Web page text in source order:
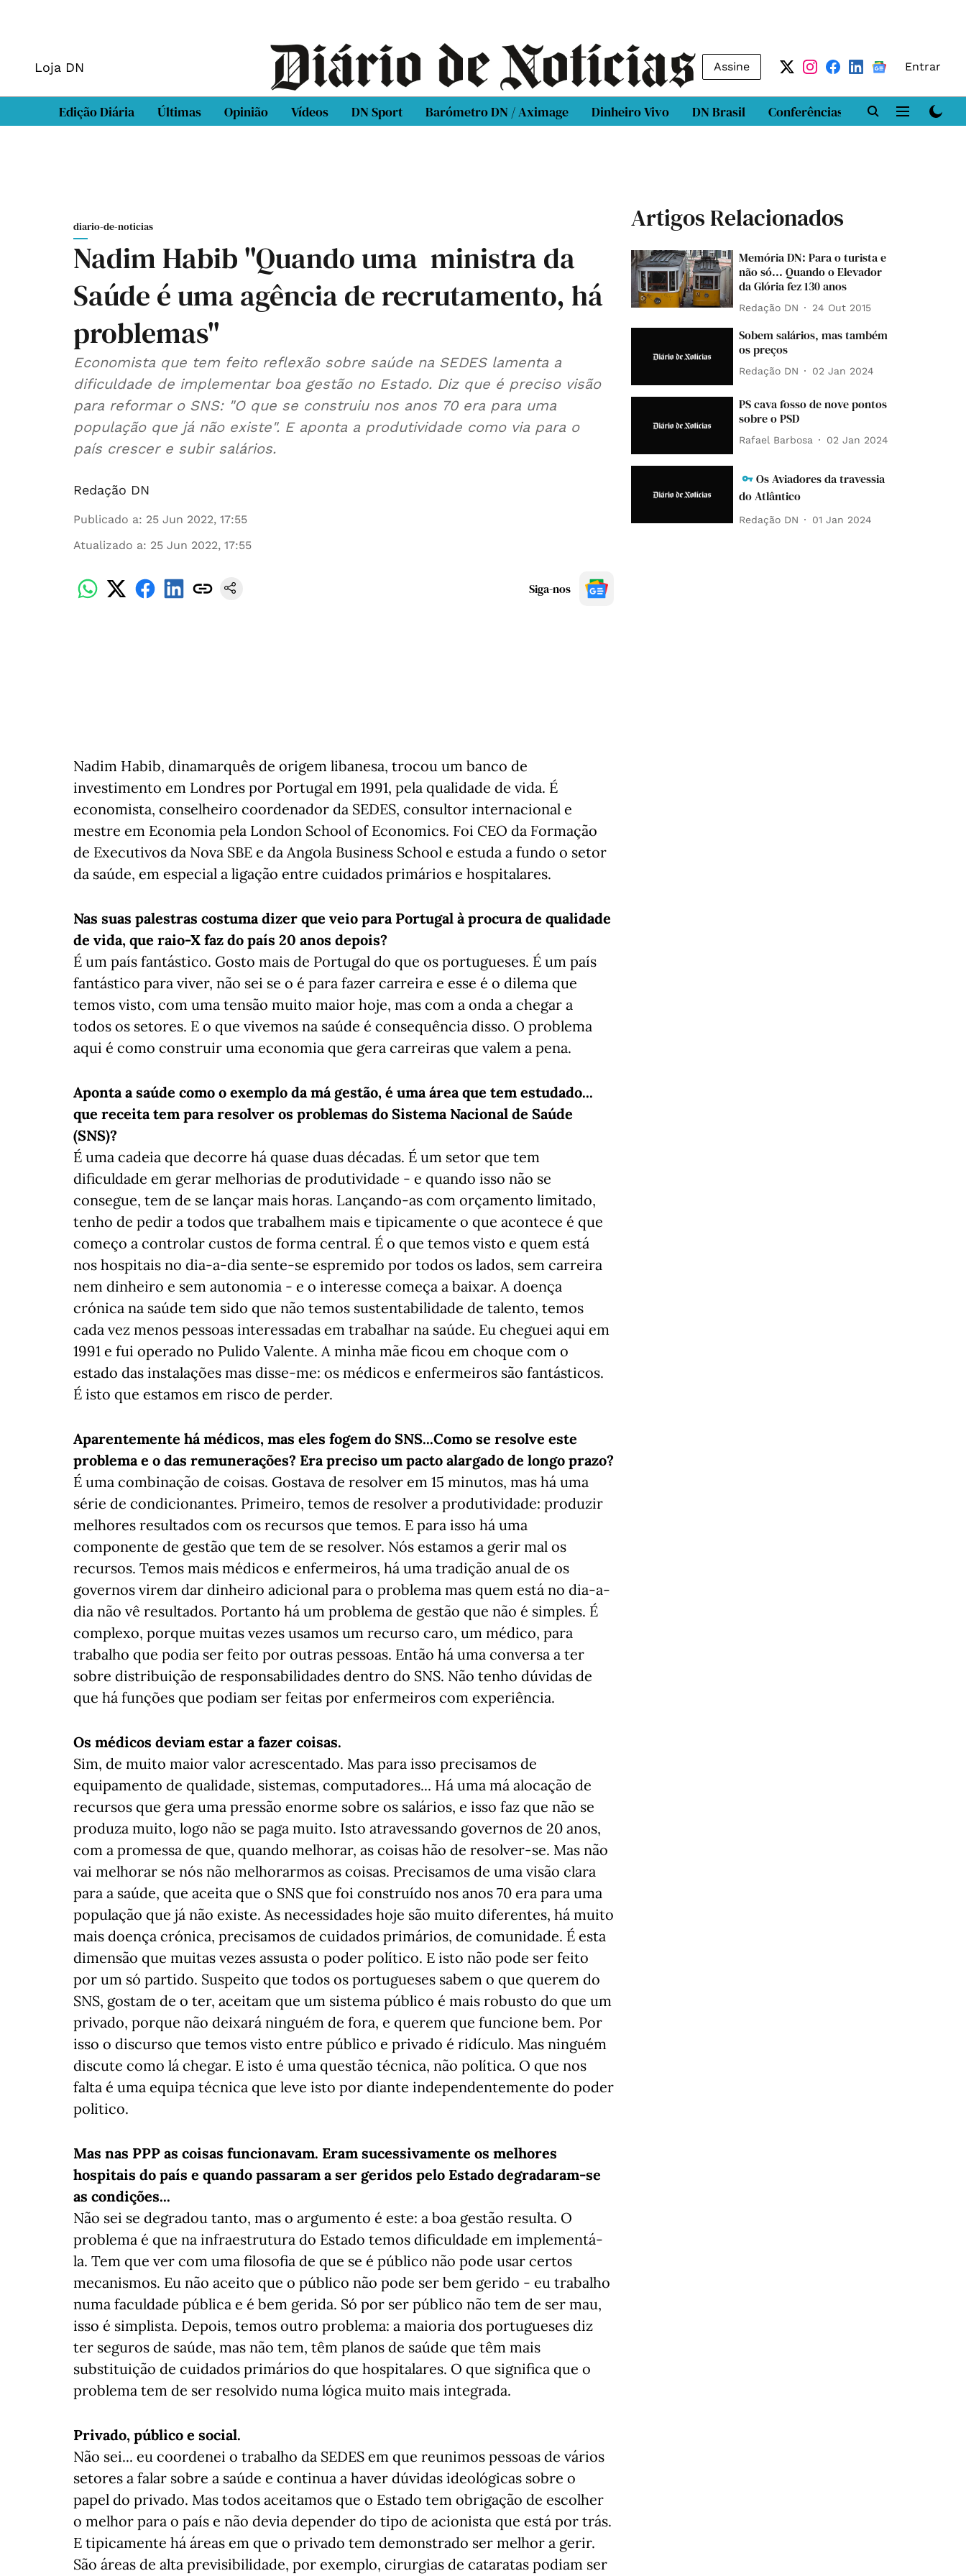
Loja DN Assine Entrar
Edição Diária Últimas Opinião Vídeos DN Sport Barómetro DN / Aximage Dinheiro Vivo DN Brasil Conferências DN LAB
diario-de-noticias
Nadim Habib "Quando uma ministra da
Saúde é uma agência de recrutamento, há
problemas"
Economista que tem feito reflexão sobre saúde na SEDES lamenta a
dificuldade de implementar boa gestão no Estado. Diz que é preciso visão
para reformar o SNS: "O que se construiu nos anos 70 era para uma
população que já não existe". E aponta a produtividade como via para o
país crescer e subir salários.
Redação DN
Publicado a: 25 Jun 2022, 17:55
Atualizado a: 25 Jun 2022, 17:55
Siga-nos
Nadim Habib, dinamarquês de origem libanesa, trocou um banco de
investimento em Londres por Portugal em 1991, pela qualidade de vida. É
economista, conselheiro coordenador da SEDES, consultor internacional e
mestre em Economia pela London School of Economics. Foi CEO da Formação
de Executivos da Nova SBE e da Angola Business School e estuda a fundo o setor
da saúde, em especial a ligação entre cuidados primários e hospitalares.
Nas suas palestras costuma dizer que veio para Portugal à procura de qualidade
de vida, que raio-X faz do país 20 anos depois?
É um país fantástico. Gosto mais de Portugal do que os portugueses. É um país
fantástico para viver, não sei se o é para fazer carreira e esse é o dilema que
temos visto, com uma tensão muito maior hoje, mas com a onda a chegar a
todos os setores. E o que vivemos na saúde é consequência disso. O problema
aqui é como construir uma economia que gera carreiras que valem a pena.
Aponta a saúde como o exemplo da má gestão, é uma área que tem estudado...
que receita tem para resolver os problemas do Sistema Nacional de Saúde
(SNS)?
É uma cadeia que decorre há quase duas décadas. É um setor que tem
dificuldade em gerar melhorias de produtividade - e quando isso não se
consegue, tem de se lançar mais horas. Lançando-as com orçamento limitado,
tenho de pedir a todos que trabalhem mais e tipicamente o que acontece é que
começo a controlar custos de forma central. É o que temos visto e quem está
nos hospitais no dia-a-dia sente-se espremido por todos os lados, sem carreira
nem dinheiro e sem autonomia - e o interesse começa a baixar. A doença
crónica na saúde tem sido que não temos sustentabilidade de talento, temos
cada vez menos pessoas interessadas em trabalhar na saúde. Eu cheguei aqui em
1991 e fui operado no Pulido Valente. A minha mãe ficou em choque com o
estado das instalações mas disse-me: os médicos e enfermeiros são fantásticos.
É isto que estamos em risco de perder.
Aparentemente há médicos, mas eles fogem do SNS...Como se resolve este
problema e o das remunerações? Era preciso um pacto alargado de longo prazo?
É uma combinação de coisas. Gostava de resolver em 15 minutos, mas há uma
série de condicionantes. Primeiro, temos de resolver a produtividade: produzir
melhores resultados com os recursos que temos. E para isso há uma
componente de gestão que tem de se resolver. Nós estamos a gerir mal os
recursos. Temos mais médicos e enfermeiros, há uma tradição anual de os
governos virem dar dinheiro adicional para o problema mas quem está no dia-a-
dia não vê resultados. Portanto há um problema de gestão que não é simples. É
complexo, porque muitas vezes usamos um recurso caro, um médico, para
trabalho que podia ser feito por outras pessoas. Então há uma conversa a ter
sobre distribuição de responsabilidades dentro do SNS. Não tenho dúvidas de
que há funções que podiam ser feitas por enfermeiros com experiência.
Os médicos deviam estar a fazer coisas.
Sim, de muito maior valor acrescentado. Mas para isso precisamos de
equipamento de qualidade, sistemas, computadores... Há uma má alocação de
recursos que gera uma pressão enorme sobre os salários, e isso faz que não se
produza muito, logo não se paga muito. Isto atravessando governos de 20 anos,
com a promessa de que, quando melhorar, as coisas hão de resolver-se. Mas não
vai melhorar se nós não melhorarmos as coisas. Precisamos de uma visão clara
para a saúde, que aceita que o SNS que foi construído nos anos 70 era para uma
população que já não existe. As necessidades hoje são muito diferentes, há muito
mais doença crónica, precisamos de cuidados primários, de comunidade. É esta
dimensão que muitas vezes assusta o poder político. E isto não pode ser feito
por um só partido. Suspeito que todos os portugueses sabem o que querem do
SNS, gostam de o ter, aceitam que um sistema público é mais robusto do que um
privado, porque não deixará ninguém de fora, e querem que funcione bem. Por
isso o discurso que temos visto entre público e privado é ridículo. Mas ninguém
discute como lá chegar. E isto é uma questão técnica, não política. O que nos
falta é uma equipa técnica que leve isto por diante independentemente do poder
politico.
Mas nas PPP as coisas funcionavam. Eram sucessivamente os melhores
hospitais do país e quando passaram a ser geridos pelo Estado degradaram-se
as condições...
Não sei se degradou tanto, mas o argumento é este: a boa gestão resulta. O
problema é que na infraestrutura do Estado temos dificuldade em implementá-
la. Tem que ver com uma filosofia de que se é público não pode usar certos
mecanismos. Eu não aceito que o público não pode ser bem gerido - eu trabalho
numa faculdade pública e é bem gerida. Só por ser público não tem de ser mau,
isso é simplista. Depois, temos outro problema: a maioria dos portugueses diz
ter seguros de saúde, mas não tem, têm planos de saúde que têm mais
substituição de cuidados primários do que hospitalares. O que significa que o
problema tem de ser resolvido numa lógica muito mais integrada.
Privado, público e social.
Não sei... eu coordenei o trabalho da SEDES em que reunimos pessoas de vários
setores a falar sobre a saúde e continua a haver dúvidas ideológicas sobre o
papel do privado. Mas todos aceitamos que o Estado tem obrigação de escolher
o melhor para o país e não devia depender do tipo de acionista que está por trás.
E tipicamente há áreas em que o privado tem demonstrado ser melhor a gerir.
São áreas de alta previsibilidade, por exemplo, cirurgias de cataratas podiam ser
Artigos Relacionados
Memória DN: Para o turista e
não só... Quando o Elevador
da Glória fez 130 anos
Redação DN 24 Out 2015
Sobem salários, mas também
os preços
Redação DN 02 Jan 2024
PS cava fosso de nove pontos
sobre o PSD
Rafael Barbosa 02 Jan 2024
Os Aviadores da travessia
do Atlântico
Redação DN 01 Jan 2024